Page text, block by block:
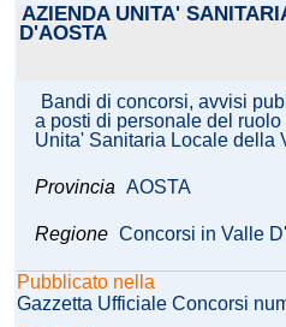
AZIENDA UNITA'
D'AOSTA
Bandi di concorsi, avvisi
a posti di personale del
Unita' Sanitaria Locale della
Provincia AOSTA
Regione Concorsi in Valle
Pubblicato nella
Gazzetta Ufficiale Concorsi